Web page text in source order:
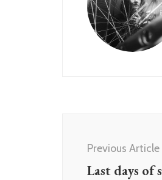
Navigation
Previous Article
Last days of